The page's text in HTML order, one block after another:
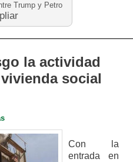
Trump y Petro
la actividad
social
Con la
entrada en